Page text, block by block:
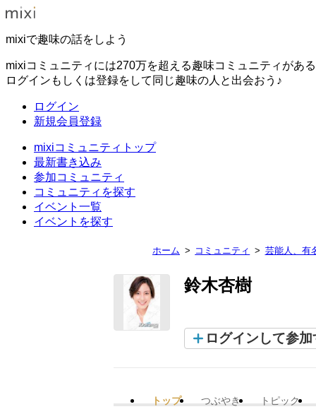
mixiで趣味の話をしよう
mixiコミュニティには270万を超える趣味コミュニティがあ
ログインもしくは登録をして同じ趣味の人と出会おう♪
ログイン
新規会員登録
mixiコミュニティトップ
最新書き込み
参加コミュニティ
コミュニティを探す
イベント一覧
イベントを探す
ホーム コミュニティ 芸能人、有
鈴木杏樹
ログインして参加
トップ つぶやき トピック